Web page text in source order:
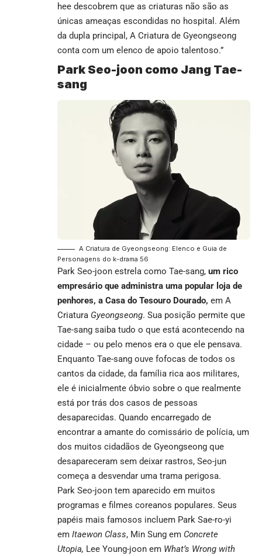
hee descobrem que as criaturas não são as
únicas ameaças escondidas no hospital. Além
da dupla principal, A Criatura de Gyeongseong
conta com um elenco de apoio talentoso.”
Park Seo-joon como Jang Tae-
sang
A Criatura de Gyeongseong: Elenco e Guia de
Personagens do k-drama 56
Park Seo-joon estrela como Tae-sang, um rico
empresário que administra uma popular loja de
penhores, a Casa do Tesouro Dourado, em A
Criatura Gyeongseong. Sua posição permite que
Tae-sang saiba tudo o que está acontecendo na
cidade – ou pelo menos era o que ele pensava.
Enquanto Tae-sang ouve fofocas de todos os
cantos da cidade, da família rica aos militares,
ele é inicialmente óbvio sobre o que realmente
está por trás dos casos de pessoas
desaparecidas. Quando encarregado de
encontrar a amante do comissário de polícia, um
dos muitos cidadãos de Gyeongseong que
desapareceram sem deixar rastros, Seo-jun
começa a desvendar uma trama perigosa.
Park Seo-joon tem aparecido em muitos
programas e filmes coreanos populares. Seus
papéis mais famosos incluem Park Sae-ro-yi
em Itaewon Class, Min Sung em Concrete
Utopia, Lee Young-joon em What’s Wrong with